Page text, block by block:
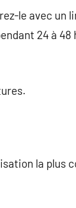
le avec un
24 à 48
la plus